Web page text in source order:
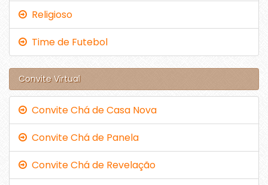
Religioso
Time de Futebol
Convite Virtual
Convite Chá de Casa Nova
Convite Chá de Panela
Convite Chá de Revelação